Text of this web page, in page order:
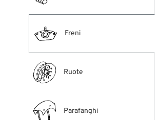
Freni
Ruote
Parafanghi